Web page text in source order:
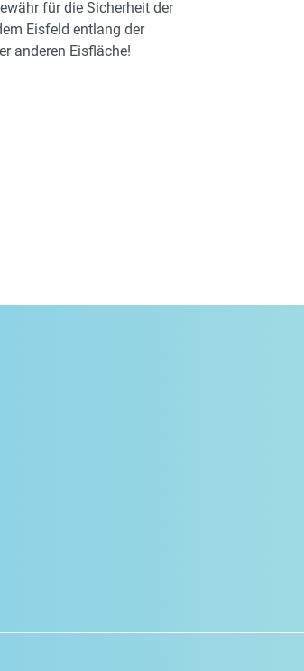
für die Sicherheit der
Eisfeld entlang der
anderen Eisfläche!